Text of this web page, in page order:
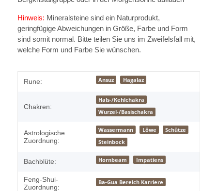
Hinweis: Mineralsteine sind ein Naturprodukt,
geringfügige Abweichungen in Größe, Farbe und Form
sind somit normal. Bitte teilen Sie uns im Zweifelsfall mit,
welche Form und Farbe Sie wünschen.
Produkteigenschaft
Wert
Rune: Ansuz Hagalaz
Chakren:
Hals-/Kehlchakra
Wurzel-/Basischakra
Astrologische
Zuordnung:
Wassermann Löwe
Schütze
Steinbock
Bachblüte: Hornbeam Impatiens
Feng-Shui-
Zuordnung:
Ba-Gua Bereich Karriere